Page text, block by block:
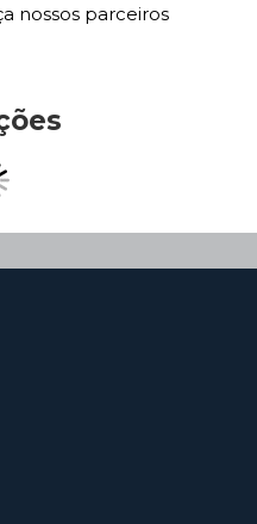
nossos parceiros